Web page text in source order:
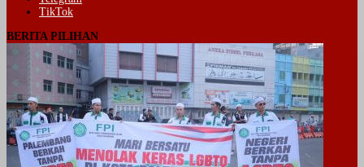
TikTok
BERITA PILIHAN